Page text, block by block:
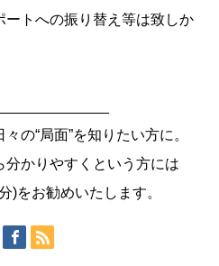
ートへの振り替え等は致しか
の“局面”を知りたい方に。
分かりやすくという方には
)をお勧めいたします。